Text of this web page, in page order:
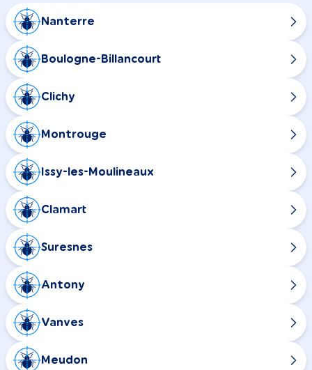
Nanterre
Boulogne-Billancourt
Clichy
Montrouge
Issy-les-Moulineaux
Clamart
Suresnes
Antony
Vanves
Meudon